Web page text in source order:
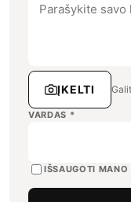
ĮKELTI
VARDAS *
IŠSAUGOTI